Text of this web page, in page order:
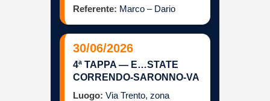
Referente: Marco – Dario
30/06/2026
4ª TAPPA — E…STATE
CORRENDO-SARONNO-VA
Luogo: Via Trento, zona